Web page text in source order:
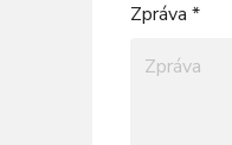
Zpráva *